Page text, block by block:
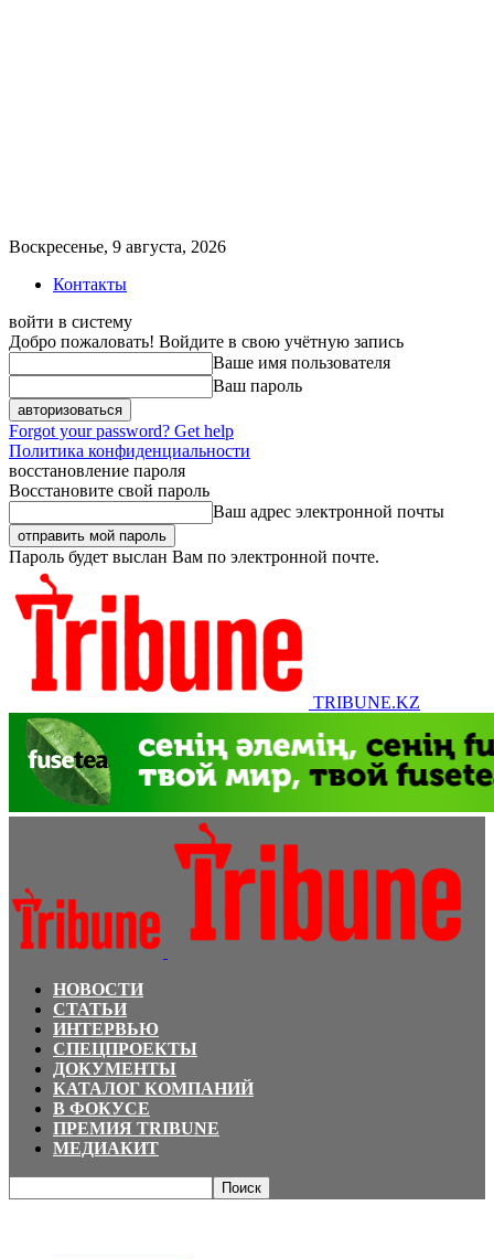
Воскресенье, 9 августа, 2026
Контакты
войти в систему
Добро пожаловать! Войдите в свою учётную запись
Ваше имя пользователя
Ваш пароль
Forgot your password? Get help
Политика конфиденциальности
восстановление пароля
Восстановите свой пароль
Ваш адрес электронной почты
Пароль будет выслан Вам по электронной почте.
TRIBUNE.KZ
НОВОСТИ
СТАТЬИ
ИНТЕРВЬЮ
СПЕЦПРОЕКТЫ
ДОКУМЕНТЫ
КАТАЛОГ КОМПАНИЙ
В ФОКУСЕ
ПРЕМИЯ TRIBUNE
МЕДИАКИТ